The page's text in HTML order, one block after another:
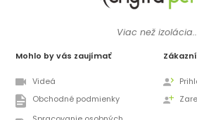
Viac než
Mohlo by vás zaujímať
Videá
Obchodné podmienky